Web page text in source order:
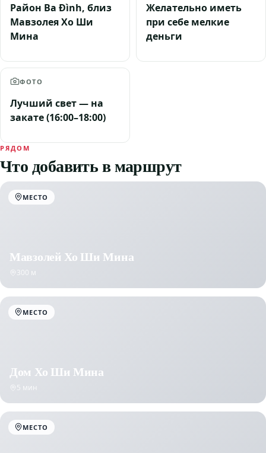
Район Ba Đình, близ
Мавзолея Хо Ши
Мина
Желательно иметь
при себе мелкие
деньги
ФОТО
Лучший свет — на
закате (16:00–18:00)
РЯДОМ
Что добавить в маршрут
МЕСТО
Мавзолей Хо Ши Мина
300 м
МЕСТО
Дом Хо Ши Мина
5 мин
МЕСТО